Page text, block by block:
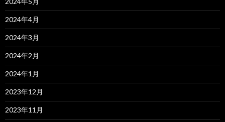
2024年4月
2024年3月
2024年2月
2024年1月
2023年12月
2023年11月